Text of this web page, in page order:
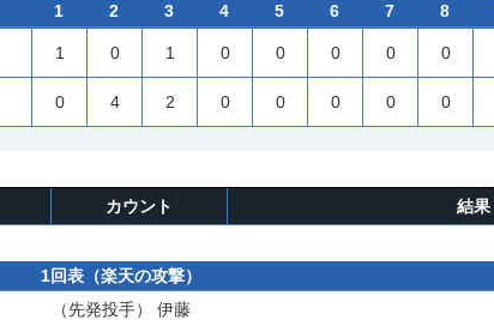
1 2 3 4 5 6 7 8
1 0 1 0 0 0 0 0
0 4 2 0 0 0 0 0
カウント 結果
1回表（楽天の攻撃）
（先発投手） 伊藤